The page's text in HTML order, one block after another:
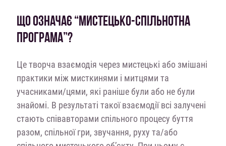
ЩО ОЗНАЧАЄ “МИСТЕЦЬКО-СПІЛЬНОТНА
ПРОГРАМА”?
Це творча взаємодія через мистецькі або змішані
практики між мисткинями і митцями та
учасниками/цями, які раніше були або не були
знайомі. В результаті такої взаємодії всі залучені
стають співавторами спільного процесу буття
разом, спільної гри, звучання, руху та/або